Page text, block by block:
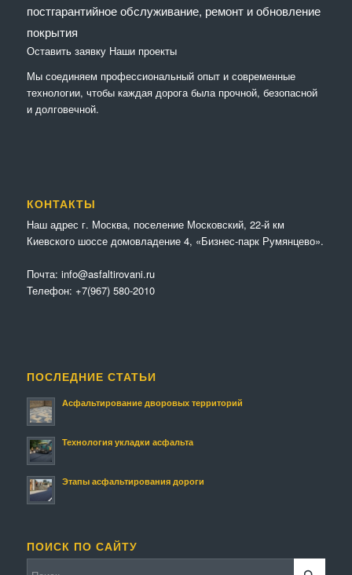
постгарантийное обслуживание, ремонт и обновление
покрытия
Оставить заявку Наши проекты
Мы соединяем профессиональный опыт и современные
технологии, чтобы каждая дорога была прочной, безопасной
и долговечной.
КОНТАКТЫ
Наш адрес г. Москва, поселение Московский, 22-й км
Киевского шоссе домовладение 4, «Бизнес-парк Румянцево».
Почта: info@asfaltirovani.ru
Телефон: +7(967) 580-2010
ПОСЛЕДНИЕ СТАТЬИ
Асфальтирование дворовых территорий
Технология укладки асфальта
Этапы асфальтирования дороги
ПОИСК ПО САЙТУ